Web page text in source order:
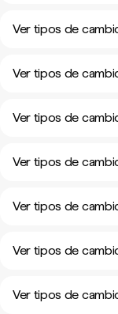
Ver tipos de
Ver tipos de
Ver tipos de
Ver tipos de
Ver tipos de
Ver tipos de
Ver tipos de